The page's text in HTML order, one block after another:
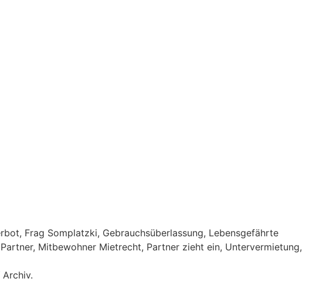
, Frag Somplatzki, Gebrauchsüberlassung, Lebensgefährte
, Mitbewohner Mietrecht, Partner zieht ein, Untervermietung,